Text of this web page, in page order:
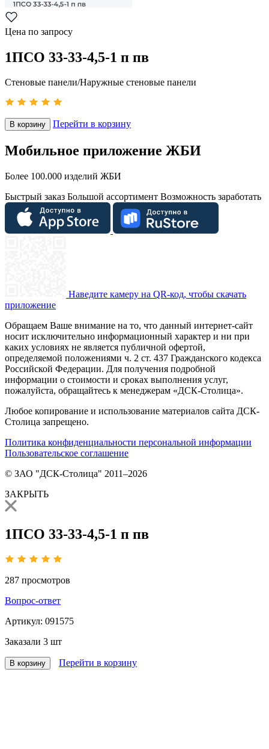
Цена по запросу
1ПСО 33-33-4,5-1 п пв
Стеновые панели/Наружные стеновые панели
В корзину Перейти в корзину
Мобильное приложение ЖБИ
Более 100.000 изделий ЖБИ
Быстрый заказ Большой ассортимент Возможность заработать
Наведите камеру на QR-код, чтобы скачать
приложение
Обращаем Ваше внимание на то, что данный интернет-сайт
носит исключительно информационный характер и ни при
каких условиях не является публичной офертой,
определяемой положениями ч. 2 ст. 437 Гражданского кодекса
Российской Федерации. Для получения подробной
информации о стоимости и сроках выполнения услуг,
пожалуйста, обращайтесь к менеджерам «ДСК-Столица».
Любое копирование и использование материалов сайта ДСК-
Столица запрещено.
Политика конфиденциальности персональной информации
Пользовательское соглашение
© ЗАО "ДСК-Столица" 2011–2026
ЗАКРЫТЬ
1ПСО 33-33-4,5-1 п пв
287 просмотров
Вопрос-ответ
Артикул: 091575
Заказали 3 шт
В корзину Перейти в корзину